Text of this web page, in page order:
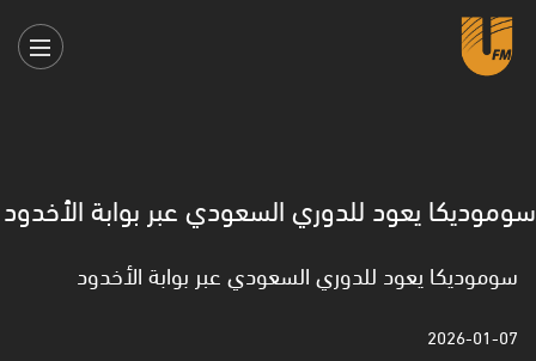
سوموديكا يعود للدوري السعودي عبر بوابة الأخدود
سوموديكا يعود للدوري السعودي عبر بوابة الأخدود
2026-01-07